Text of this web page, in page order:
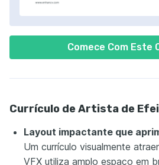
Comece Com Este
Currículo de Artista de
Layout impactante que
Um currículo visualmente
VFX utiliza amplo espaço em